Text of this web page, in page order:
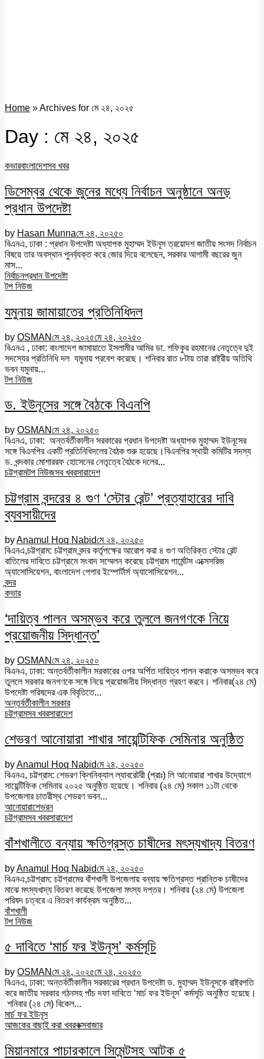
Home »Archives for মে ২৪, ২০২৫
Day : মে ২৪, ২০২৫
কভারবাংলাদেশসব খবর
ডিসেম্বর থেকে জুনের মধ্যে নির্বাচন অনুষ্ঠানে অনড়
প্রধান উপদেষ্টা
by Hasan Munnaমে ২৪, ২০২৫০
বিএনএ, ঢাকা : প্রধান উপদেষ্টা অধ্যাপক মুহাম্মদ ইউনূস ত্রয়োদশ জাতীয় সংসদ নির্বাচন
বিষয়ে তার অবস্থান পুনর্ব্যক্ত করে জোর দিয়ে বলেছেন, সরকার আগামী বছরের জুন
মাস...
নির্বাচনপ্রধান উপদেষ্টা
টপ নিউজ
যমুনায় জামায়াতের প্রতিনিধিদল
by OSMANমে ২৪, ২০২৫মে ২৪, ২০২৫০
বিএনএ , ঢাকা: বাংলাদেশ জামায়াতে ইসলামীর আমির ডা. শফিকুর রহমানের নেতৃত্বে দুই
সদস্যের প্রতিনিধি দল যমুনায় প্রবেশ করেছে। শনিবার রাত ৮টায় তারা রাষ্ট্রীয় অতিথি
ভবন যমুনায়...
টপ নিউজ
ড. ইউনূসের সঙ্গে বৈঠকে বিএনপি
by OSMANমে ২৪, ২০২৫০
বিএনএ, ঢাকা: অন্তর্বর্তীকালীন সরকারের প্রধান উপদেষ্টা অধ্যাপক মুহাম্মদ ইউনূসের
সঙ্গে বিএনপির একটি প্রতিনিধিদলের বৈঠক শুরু হয়েছে।বিএনপির স্থায়ী কমিটির সদস্য
ড. খন্দকার মোশাররফ হোসেনের নেতৃত্বে বৈঠকে দলের...
চট্টগ্রামটপ নিউজসব খবরসারাদেশ
চট্টগ্রাম বন্দরের ৪ গুণ ‘স্টোর রেন্ট’ প্রত্যাহারের দাবি
ব্যবসায়ীদের
byAnamul Hoq Nabidমে ২৪, ২০২৫০
বিএনএ,চট্টগ্রাম: চট্টগ্রাম বন্দর কর্তৃপক্ষের আরোপ করা ৪ গুণ অতিরিক্ত স্টোর রেন্ট
বাতিলের দাবিতে চট্টগ্রামে সংবাদ সম্মেলন করেছে চট্টগ্রাম গার্মেন্টস এক্সেসরিজ
অ্যাসোসিয়েশন, বাংলাদেশ পেপার ইম্পোর্টার্স অ্যাসোসিয়েশন...
বন্দর
কভার
‘দায়িত্ব পালন অসম্ভব করে তুললে জনগণকে নিয়ে
প্রয়োজনীয় সিদ্ধান্ত’
by OSMANমে ২৪, ২০২৫০
বিএনএ, ঢাকা: অন্তর্বর্তীকালীন সরকারের ওপর অর্পিত দায়িত্ব পালন করাকে অসম্ভব করে
তুললে সরকার জনগণকে সঙ্গে নিয়ে প্রয়োজনীয় সিদ্ধান্ত গ্রহণ করবে। শনিবার(২৪ মে)
উপদেষ্টা পরিষদের এক বিবৃতিতে...
অন্তর্বর্তীকালীন সরকার
চট্টগ্রামসব খবরসারাদেশ
শেভরণ আনোয়ারা শাখার সায়েন্টিফিক সেমিনার অনুষ্ঠিত
byAnamul Hoq Nabidমে ২৪, ২০২৫০
বিএনএ, চট্টগ্রাম: শেভরণ ক্লিনিক্যাল ল্যাবরেটরী (প্রাঃ) লি আনোয়ারা শাখার উদ্যোগে
সায়েন্টিফিক সেমিনার ২০২৫ অনুষ্ঠিত হয়েছে। শনিবার (২৪ মে) সকাল ১১টা থেকে
উপজেলার চাতরীস্থ শেভরণ ভবন...
আনোয়ারাশেভরন
চট্টগ্রামসব খবরসারাদেশ
বাঁশখালীতে বন্যায় ক্ষতিগ্রস্ত চাষীদের মৎস্যখাদ্য বিতরণ
byAnamul Hoq Nabidমে ২৪, ২০২৫০
বিএনএ,চট্টগ্রাম: চট্টগ্রামের বাঁশখালী উপজেলায় বন্যায় ক্ষতিগ্রস্ত প্রান্তিক চাষীদের
মাঝে মৎস্যখাদ্য বিতরণ করেছে উপজেলা মৎস্য দপ্তর। শনিবার (২৪ মে) উপজেলা
পরিষদ চত্বরে এ বিতরণ কার্যক্রম অনুষ্ঠিত...
বাঁশখালী
টপ নিউজ
৫ দাবিতে ‘মার্চ ফর ইউনূস’ কর্মসূচি
by OSMANমে ২৪, ২০২৫মে ২৪, ২০২৫০
বিএনএ, ঢাকা: অন্তর্বর্তীকালীন সরকারের প্রধান উপদেষ্টা ড. মুহাম্মদ ইউনূসকে রাষ্ট্রপতি
করে জাতীয় সরকার গঠনসহ পাঁচ দফা দাবিতে ‘মার্চ ফর ইউনূস’ কর্মসূচি অনুষ্ঠিত হয়েছে।
শনিবার (২৪ মে) বিকেল...
মার্চ ফর ইউনূস
আজকের বাছাই করা খবরকক্সবাজার
মিয়ানমারে পাচারকালে সিমেন্টসহ আটক ৫